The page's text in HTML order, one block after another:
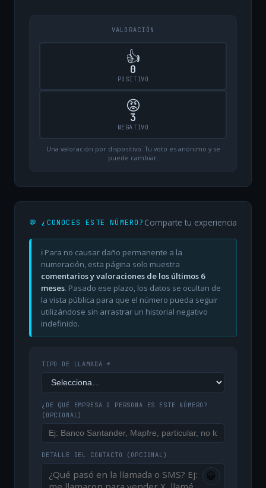
VALORACIÓN
👍
0
POSITIVO
😡
3
NEGATIVO
Una valoración por dispositivo. Tu voto es anónimo y se
puede cambiar.
💬 ¿CONOCES ESTE NÚMERO? Comparte tu experiencia
ℹ️ Para no causar daño permanente a la
numeración, esta página solo muestra
comentarios y valoraciones de los últimos 6
meses. Pasado ese plazo, los datos se ocultan de
la vista pública para que el número pueda seguir
utilizándose sin arrastrar un historial negativo
indefinido.
TIPO DE LLAMADA *
¿DE QUÉ EMPRESA O PERSONA ES ESTE NÚMERO?
(OPCIONAL)
DETALLE DEL CONTACTO (OPCIONAL)
😀